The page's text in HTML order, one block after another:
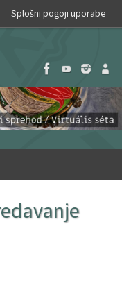
Splošni pogoji uporabe